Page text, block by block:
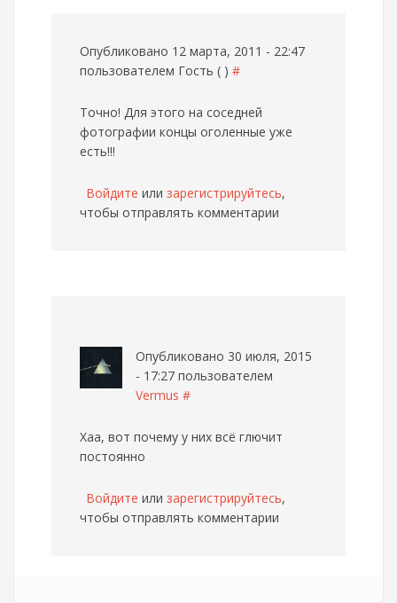
Опубликовано 12 марта, 2011 - 22:47
пользователем Гость ( ) #
Точно! Для этого на соседней
фотографии концы оголенные уже
есть!!!
Войдите или зарегистрируйтесь,
чтобы отправлять комментарии
Опубликовано 30 июля, 2015
- 17:27 пользователем
Vermus #
Хаа, вот почему у них всё глючит
постоянно
Войдите или зарегистрируйтесь,
чтобы отправлять комментарии